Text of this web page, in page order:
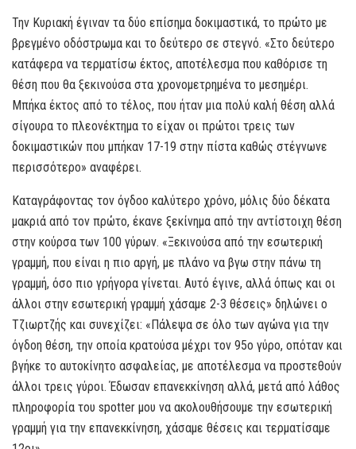
Την Κυριακή έγιναν τα δύο επίσημα δοκιμαστικά, το πρώτο με
βρεγμένο οδόστρωμα και το δεύτερο σε στεγνό. «Στο δεύτερο
κατάφερα να τερματίσω έκτος, αποτέλεσμα που καθόρισε τη
θέση που θα ξεκινούσα στα χρονομετρημένα το μεσημέρι.
Μπήκα έκτος από το τέλος, που ήταν μια πολύ καλή θέση αλλά
σίγουρα το πλεονέκτημα το είχαν οι πρώτοι τρεις των
δοκιμαστικών που μπήκαν 17-19 στην πίστα καθώς στέγνωνε
περισσότερο» αναφέρει.
Καταγράφοντας τον όγδοο καλύτερο χρόνο, μόλις δύο δέκατα
μακριά από τον πρώτο, έκανε ξεκίνημα από την αντίστοιχη θέση
στην κούρσα των 100 γύρων. «Ξεκινούσα από την εσωτερική
γραμμή, που είναι η πιο αργή, με πλάνο να βγω στην πάνω τη
γραμμή, όσο πιο γρήγορα γίνεται. Αυτό έγινε, αλλά όπως και οι
άλλοι στην εσωτερική γραμμή χάσαμε 2-3 θέσεις» δηλώνει ο
Τζιωρτζής και συνεχίζει: «Πάλεψα σε όλο των αγώνα για την
όγδοη θέση, την οποία κρατούσα μέχρι τον 95ο γύρο, οπόταν και
βγήκε το αυτοκίνητο ασφαλείας, με αποτέλεσμα να προστεθούν
άλλοι τρεις γύροι. Έδωσαν επανεκκίνηση αλλά, μετά από λάθος
πληροφορία του spotter μου να ακολουθήσουμε την εσωτερική
γραμμή για την επανεκκίνηση, χάσαμε θέσεις και τερματίσαμε